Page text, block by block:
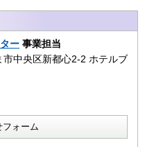
ー 事業担当
中央区新都心2‐2 ホテルブ
フォーム